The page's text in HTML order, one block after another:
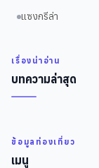
แซงกรีล่า
เรื่องน่าอ่าน
บทความล่าสุด
ข้อมูลท่องเที่ยว
เมนู